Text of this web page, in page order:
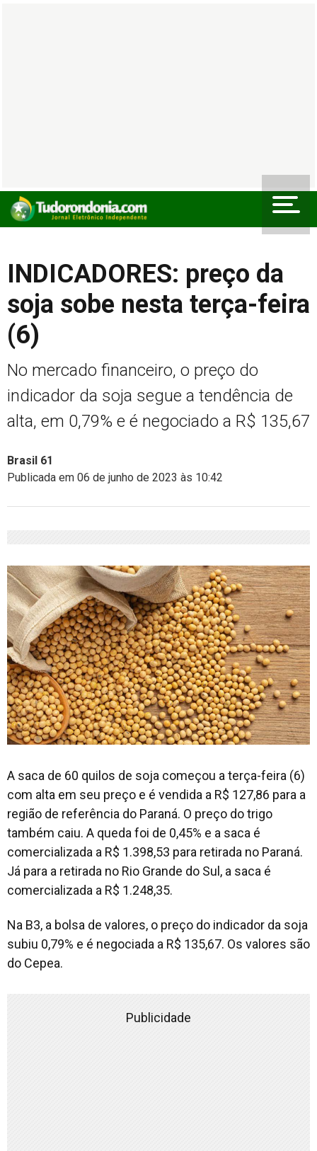
INDICADORES: preço da
soja sobe nesta terça-feira
(6)
No mercado financeiro, o preço do
indicador da soja segue a tendência de
alta, em 0,79% e é negociado a R$ 135,67
Brasil 61
Publicada em 06 de junho de 2023 às 10:42
A saca de 60 quilos de soja começou a terça-feira (6)
com alta em seu preço e é vendida a R$ 127,86 para a
região de referência do Paraná. O preço do trigo
também caiu. A queda foi de 0,45% e a saca é
comercializada a R$ 1.398,53 para retirada no Paraná.
Já para a retirada no Rio Grande do Sul, a saca é
comercializada a R$ 1.248,35.
Na B3, a bolsa de valores, o preço do indicador da soja
subiu 0,79% e é negociada a R$ 135,67. Os valores são
do Cepea.
Publicidade